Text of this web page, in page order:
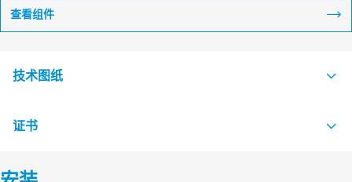
查看组件
技术图纸
S1008220 GE FRAME EXTENSION FRAME
证书